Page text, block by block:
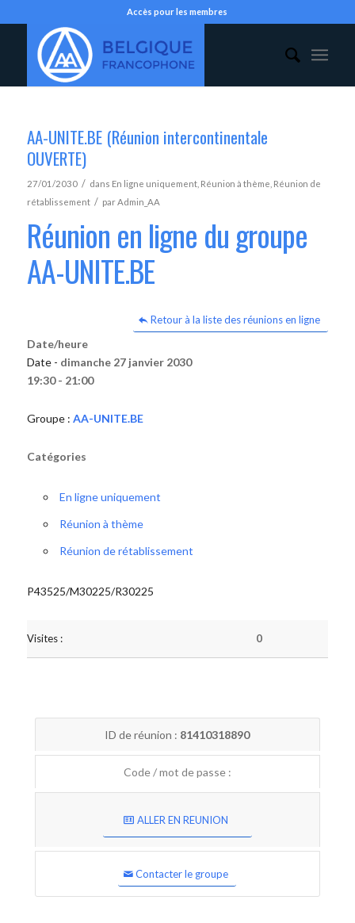
Accès pour les membres
AA-UNITE.BE (Réunion intercontinentale
OUVERTE)
27/01/2030 / dans En ligne uniquement, Réunion à thème Réunion de
rétablissement / parAdmin_AA
Réunion en ligne du groupe
AA-UNITE.BE
Retour à la liste des réunions en ligne
Date/heure
Date - dimanche 27 janvier 2030
19:30 - 21:00
Groupe : AA-UNITE.BE
Catégories
En ligne uniquement
Réunion à thème
Réunion de rétablissement
P43525/M30225/R30225
Visites : 0
ID de réunion : 81410318890
Code / mot de passe :
ALLER EN REUNION
Contacter le groupe